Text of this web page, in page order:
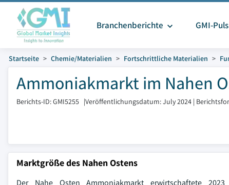
Branchenberichte GMI-Puls
Startseite Chemie/Materialien Fortschrittliche Materialien
Ammoniakmarkt im Nahen
Berichts-ID: GMI5255 |Veröffentlichungsdatum: July 2024 |
Marktgröße des Nahen Ostens
Der Nahe Osten Ammoniakmarkt erwirtschaftete